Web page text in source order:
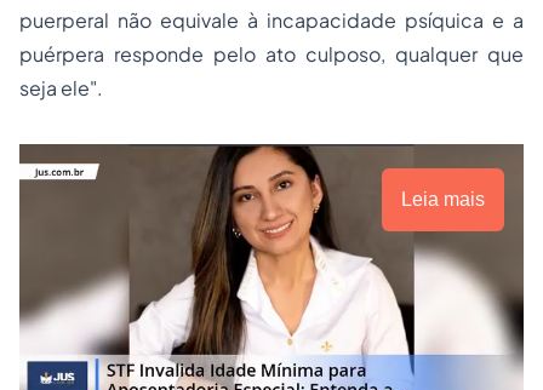
puerperal não equivale à incapacidade psíquica e a
puérpera responde pelo ato culposo, qualquer que
seja ele".
Leia mais